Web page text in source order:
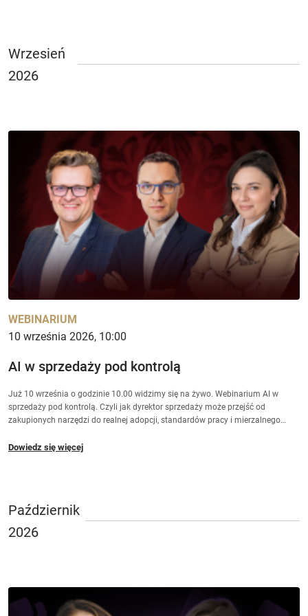
Wrzesień
2026
WEBINARIUM
10 września 2026, 10:00
AI w sprzedaży pod kontrolą
Już 10 września o godzinie 10.00 widzimy się na żywo. Webinarium AI w
sprzedaży pod kontrolą. Czyli jak dyrektor sprzedaży może przejść od
zakupionych narzędzi do realnej adopcji, standardów pracy i mierzalnego
Przemysławem Sękalskim. Masz pytanie? Wpisz je w czacie, odpowiemy w
Dowiedz się więcej
Październik
2026